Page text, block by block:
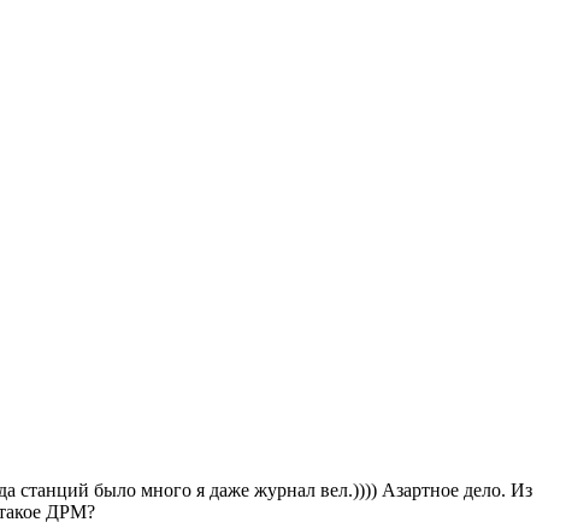
станций было много я даже журнал вел.)))) Азартное дело. Из
ДРМ?